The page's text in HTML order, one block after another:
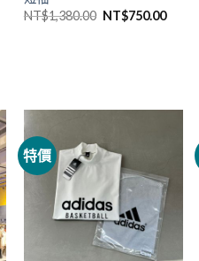
NT$1,380.00 NT$750.00
特價